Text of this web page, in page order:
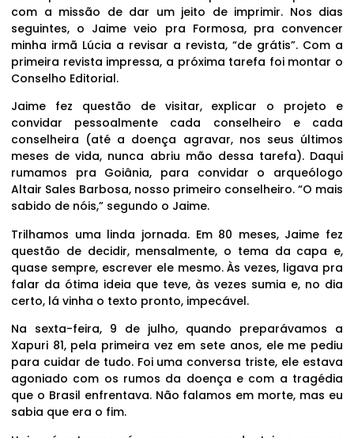
com a missão de dar um jeito de imprimir. Nos dias
seguintes, o Jaime veio pra Formosa, pra convencer
minha irmã Lúcia a revisar a revista, “de grátis”. Com a
primeira revista impressa, a próxima tarefa foi montar o
Conselho Editorial.
Jaime fez questão de visitar, explicar o projeto e
convidar pessoalmente cada conselheiro e cada
conselheira (até a doença agravar, nos seus últimos
meses de vida, nunca abriu mão dessa tarefa). Daqui
rumamos pra Goiânia, para convidar o arqueólogo
Altair Sales Barbosa, nosso primeiro conselheiro. “O mais
sabido de nóis,” segundo o Jaime.
Trilhamos uma linda jornada. Em 80 meses, Jaime fez
questão de decidir, mensalmente, o tema da capa e,
quase sempre, escrever ele mesmo. Às vezes, ligava pra
falar da ótima ideia que teve, às vezes sumia e, no dia
certo, lá vinha o texto pronto, impecável.
Na sexta-feira, 9 de julho, quando preparávamos a
Xapuri 81, pela primeira vez em sete anos, ele me pediu
para cuidar de tudo. Foi uma conversa triste, ele estava
agoniado com os rumos da doença e com a tragédia
que o Brasil enfrentava. Não falamos em morte, mas eu
sabia que era o fim.